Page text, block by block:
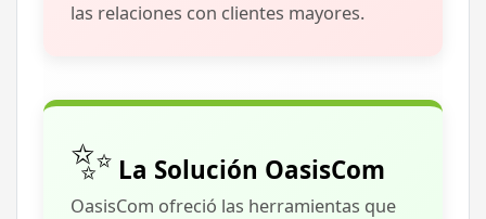
las relaciones con clientes mayores.
✨ La Solución OasisCom
OasisCom ofreció las herramientas que